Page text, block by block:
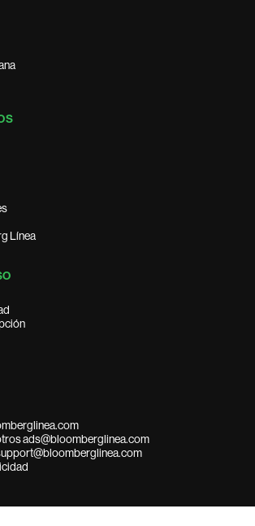
Línea
ads@bloomberglinea.com